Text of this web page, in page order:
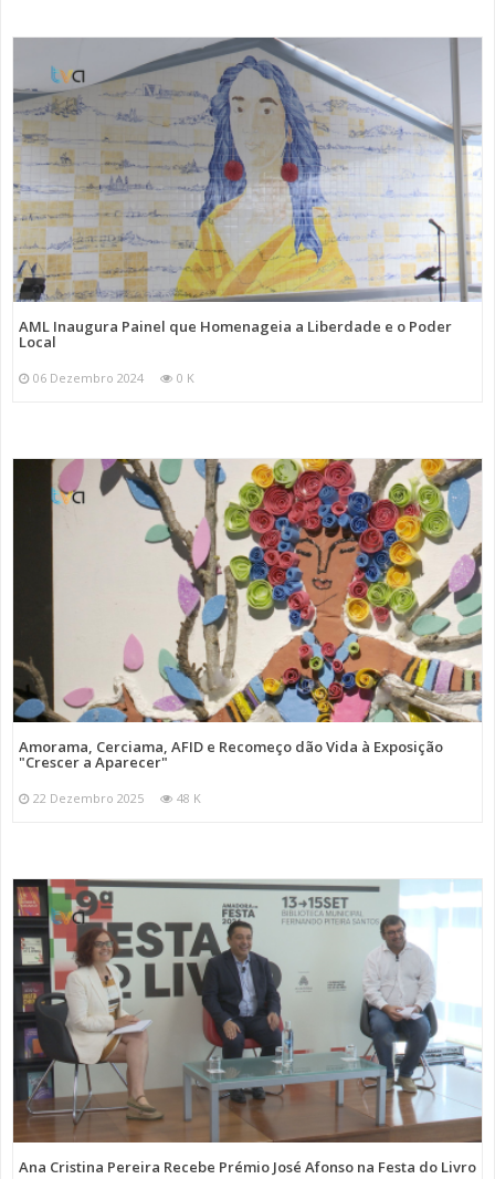
AML Inaugura Painel que Homenageia a Liberdade e o Poder
Local
06 Dezembro 2024 0 K
Amorama, Cerciama, AFID e Recomeço dão Vida à Exposição
"Crescer a Aparecer"
22 Dezembro 2025 48 K
Ana Cristina Pereira Recebe Prémio José Afonso na Festa do Livro